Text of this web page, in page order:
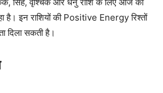
है। इन राशियों की Positive Energy रिश्तों
दिला सकती है।